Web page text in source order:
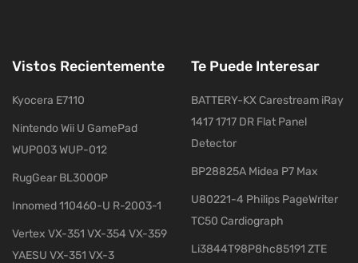
Vistos Recientemente
Kyocera E7110
Nintendo Wii U GamePad
WUP003 WUP-012
RugGear BL300OP
Innomed 110460-U R-2003-1
Vertex VX-351 VX-354 VX-359
YAESU VX-351 VX-3
Te Puede Interesar
BATTERY-KX Carestream iRay
1417 1717 DR Flat Panel
Detector
BP28825A Midea P7 Max
U80221-4 Philips PageWriter
TC50 Cardiograph
Li3844T98P8hc85191 ZTE